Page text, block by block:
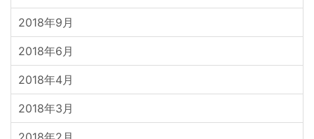
2018年9月
2018年6月
2018年4月
2018年3月